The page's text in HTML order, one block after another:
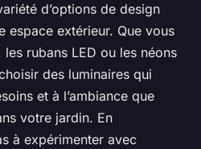
d’options de design
espace extérieur. Que vous
rubans LED ou les néons
des luminaires qui
et à l’ambiance que
votre jardin. En
à expérimenter avec